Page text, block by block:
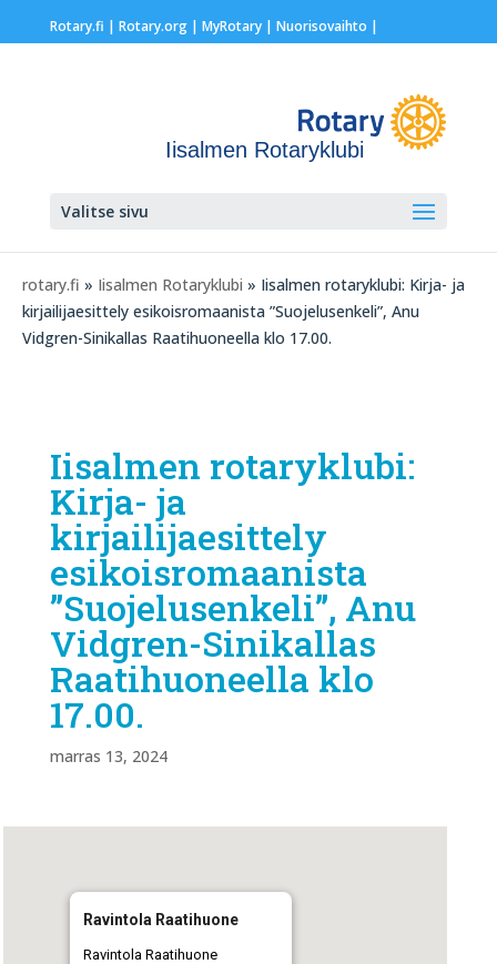
Rotary.fi | Rotary.org| MyRotary | Nuorisovaihto |
Iisalmen Rotaryklubi
Valitse sivu
rotary.fi » Iisalmen Rotaryklubi » Iisalmen rotaryklubi: Kirja- ja
kirjailijaesittely esikoisromaanista ”Suojelusenkeli”, Anu
Vidgren-Sinikallas Raatihuoneella klo 17.00.
Iisalmen rotaryklubi:
Kirja- ja
kirjailijaesittely
esikoisromaanista
”Suojelusenkeli”, Anu
Vidgren-Sinikallas
Raatihuoneella klo
17.00.
marras 13, 2024
Ravintola Raatihuone
Ravintola Raatihuone